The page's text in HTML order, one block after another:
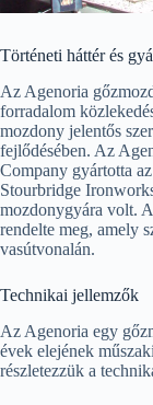
Történeti háttér és
Az Agenoria
forradalom
mozdony jelentős
fejlődésében. Az
Company gyártotta
Stourbridge
mozdonygyára volt.
rendelte meg, amely
vasútvonalán.
Technikai jellemzők
Az Agenoria egy
évek elejének
részletezzük a